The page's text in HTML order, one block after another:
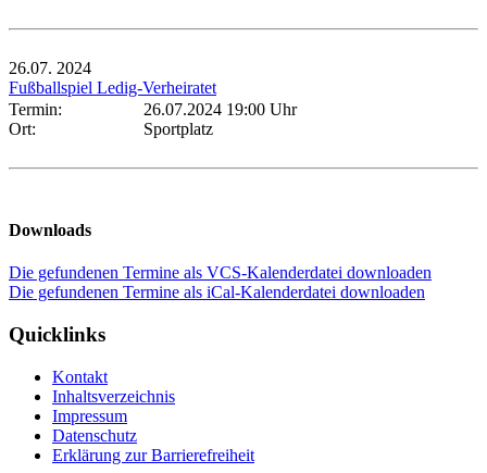
26.07. 2024
Fußballspiel Ledig-Verheiratet
Termin:
26.07.2024 19:00 Uhr
Ort:
Sportplatz
Downloads
Die gefundenen Termine als VCS-Kalenderdatei downloaden
Die gefundenen Termine als iCal-Kalenderdatei downloaden
Quicklinks
Kontakt
Inhaltsverzeichnis
Impressum
Datenschutz
Erklärung zur Barrierefreiheit